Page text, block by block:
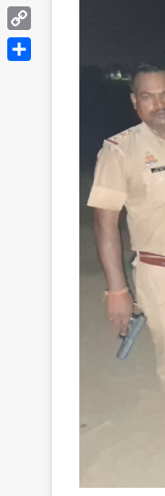
Email
Copy
Link